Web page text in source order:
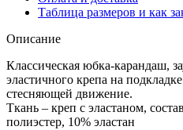
Таблица размеров и как
Описание
Классическая юбка-карандаш,
эластичного крепа на
стесняющей движение.
Ткань – креп с эластаном,
полиэстер, 10% эластан